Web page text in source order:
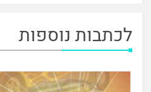
לכתבות נוספות